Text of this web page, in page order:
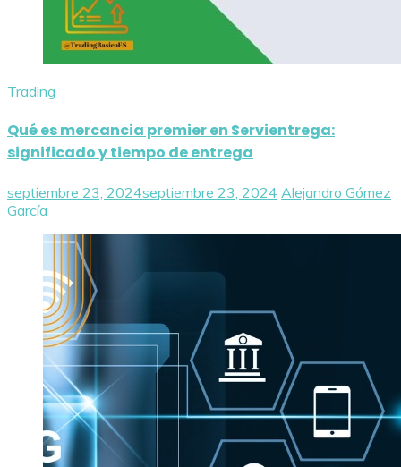
Trading
Qué es mercancia premier en Servientrega:
significado y tiempo de entrega
septiembre 23, 2024septiembre 23, 2024 Alejandro Gómez
García